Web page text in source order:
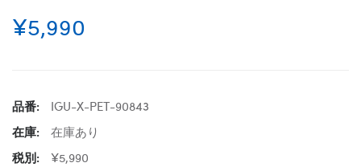
¥5,990
品番:
IGU-X-PET-90843
在庫:
在庫あり
税別:
¥5,990